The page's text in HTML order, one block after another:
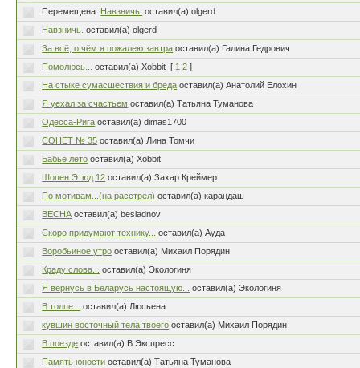
Перемещена: Навзничь. оставил(а) olgerd
Навзничь. оставил(а) olgerd
За всё, о чём я пожалею завтра оставил(а) Галина Гедрович
Помолюсь...
оставил(а) Xobbit [ 1 2 ]
На стыке сумасшествия и бреда оставил(а) Анатолий Елохин
Я уехал за счастьем оставил(а) Татьяна Туманова
Одесса-Рига оставил(а) dimas1700
СОНЕТ № 35 оставил(а) Лина Томчи
Бабье лето оставил(а) Xobbit
Шопен Этюд 12 оставил(а) Захар Креймер
По мотивам...(на расстрел) оставил(а) карандаш
ВЕСНА оставил(а) besladnov
Скоро придумают технику...
оставил(а) Ауда
Воробьиное утро оставил(а) Михаил Порядин
Краду слова...
оставил(а) Экологиня
Я вернусь в Беларусь настоящую...
оставил(а) Экологиня
В толпе...
оставил(а) Люсьена
кувшин восточный тела твоего оставил(а) Михаил Порядин
В поезде оставил(а) В.Экспресс
Память юности оставил(а) Татьяна Туманова